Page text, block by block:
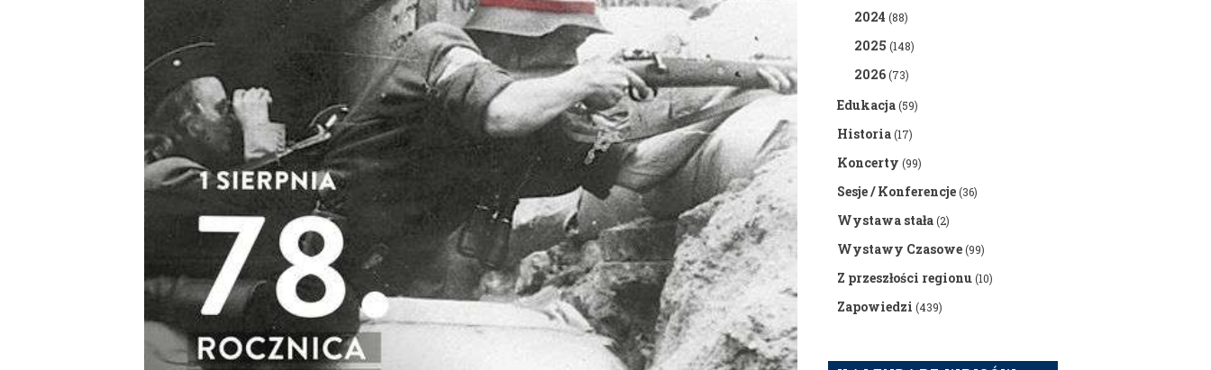
2024 (88)
2025 (148)
2026(73)
Edukacja(59)
Historia(17)
Koncerty (99)
Sesje / Konferencje(36)
Wystawa stała(2)
Wystawy Czasowe(99)
Z przeszłości regionu(10)
Zapowiedzi (439)